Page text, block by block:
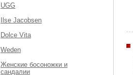
UGG
Ilse Jacobsen
Dolce Vita
Weden
Женские босоножки и
сандалии